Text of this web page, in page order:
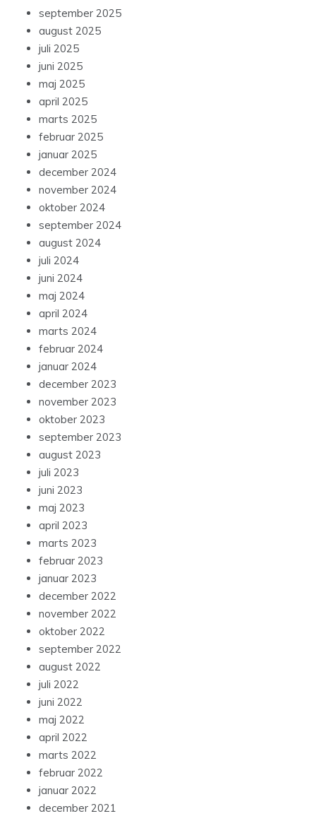
september 2025
august 2025
juli 2025
juni 2025
maj 2025
april 2025
marts 2025
februar 2025
januar 2025
december 2024
november 2024
oktober 2024
september 2024
august 2024
juli 2024
juni 2024
maj 2024
april 2024
marts 2024
februar 2024
januar 2024
december 2023
november 2023
oktober 2023
september 2023
august 2023
juli 2023
juni 2023
maj 2023
april 2023
marts 2023
februar 2023
januar 2023
december 2022
november 2022
oktober 2022
september 2022
august 2022
juli 2022
juni 2022
maj 2022
april 2022
marts 2022
februar 2022
januar 2022
december 2021